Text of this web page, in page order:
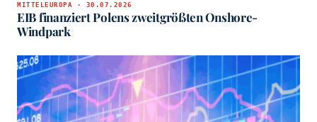
MITTELEUROPA · 30.07.2026
EIB finanziert Polens zweitgrößten Onshore-
Windpark